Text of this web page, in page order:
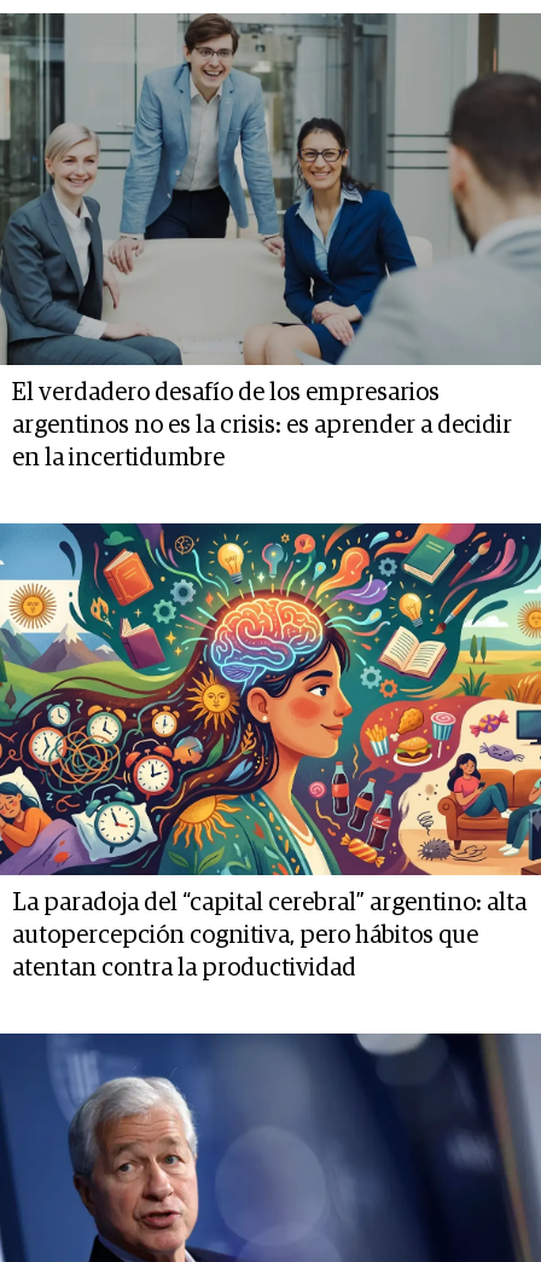
El verdadero desafío de los empresarios
argentinos no es la crisis: es aprender a decidir
en la incertidumbre
La paradoja del “capital cerebral” argentino: alta
autopercepción cognitiva, pero hábitos que
atentan contra la productividad